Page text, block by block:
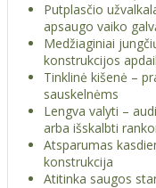
Putplasčio
apsaugo vaiko
Medžiaginiai
konstrukcijos
Tinklinė kišenė –
sauskelnėms
Lengva valyti –
arba išskalbti
Atsparumas
konstrukcija
Atitinka saugos